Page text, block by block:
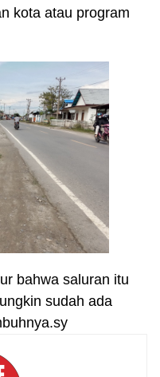
kota atau program
bahwa saluran itu
sudah ada